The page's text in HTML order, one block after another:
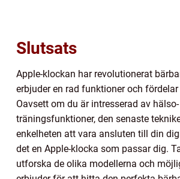
Slutsats
Apple-klockan har revolutionerat
erbjuder en rad funktioner och
Oavsett om du är intresserad av
träningsfunktioner, den senaste
enkelheten att vara ansluten till din
det en Apple-klocka som passar dig.
utforska de olika modellerna och